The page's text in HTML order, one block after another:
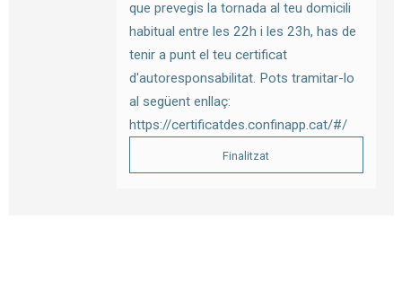
que prevegis la tornada al teu domicili
habitual entre les 22h i les 23h, has de
tenir a punt el teu certificat
d'autoresponsabilitat. Pots tramitar-lo
al següent enllaç:
https://certificatdes.confinapp.cat/#/
Finalitzat